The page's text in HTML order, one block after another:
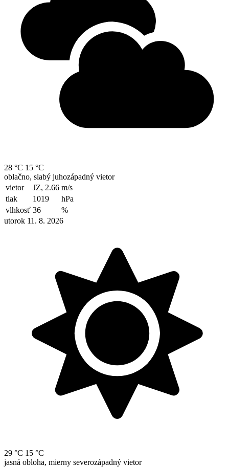
28 °C 15 °C
oblačno, slabý juhozápadný vietor
vietor
JZ, 2.66 m/s
tlak
1019
hPa
vlhkosť 36
%
utorok 11. 8. 2026
29 °C 15 °C
jasná obloha, mierny severozápadný vietor